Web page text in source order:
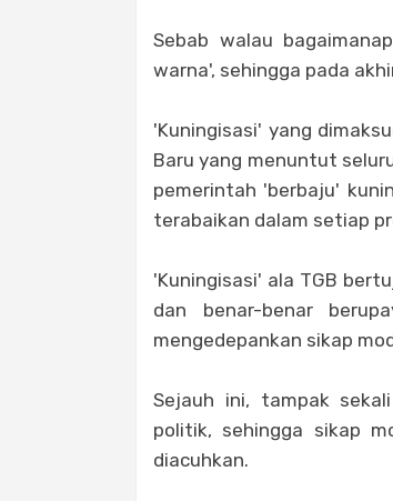
Sebab walau
warna', sehingga pada
'Kuningisasi' yang
Baru yang menuntut
pemerintah 'berbaju'
terabaikan dalam setiap
'Kuningisasi' ala TGB
dan benar-benar
mengedepankan sikap
Sejauh ini, tampak
politik, sehingga sikap
diacuhkan.